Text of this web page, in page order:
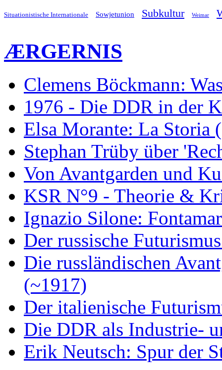
Situationistische Internationale Sowjetunion Subkultur Weimar
ÆRGERNIS
Clemens Böckmann:
1976 - Die DDR in der
Elsa Morante: La Storia
Stephan Trüby über
Von Avantgarden und
KSR N°9 - Theorie &
Ignazio Silone:
Der russische
Die russländischen
(~1917)
Der italienische
Die DDR als Industrie-
Erik Neutsch: Spur der